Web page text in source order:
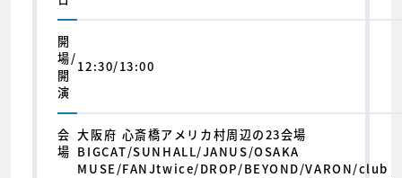
開
場/
開
演
12:30/13:00
会
場
大阪府 心斎橋アメリカ村周辺の23会場
BIGCAT/SUNHALL/JANUS/OSAKA
MUSE/FANJtwice/DROP/BEYOND/VARON/club